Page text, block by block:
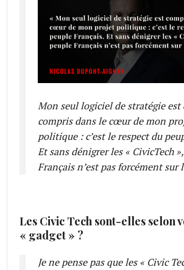
Mon seul logiciel de stratégie est
compris dans le cœur de mon
politique : c’est le respect du
Et sans dénigrer les « CivicTech
Français n’est pas forcément sur
Les Civic Tech sont-elles selon
« gadget » ?
Je ne pense pas que les « Civic